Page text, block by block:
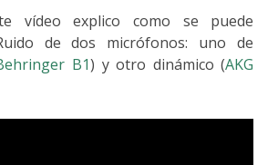
vídeo explico como se puede
de dos micrófonos: uno de
B1) y otro dinámico (AKG